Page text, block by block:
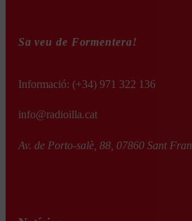
Sa veu de Formentera!
Informació: (+34) 971 322 136
info@radioilla.cat
Av. de Porto-salè, 88, 07860 Sant